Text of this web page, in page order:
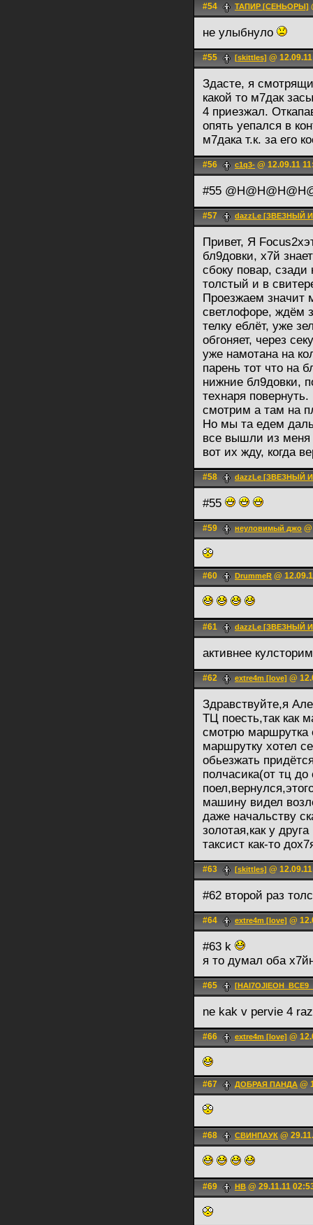
#54 ТАПИР [СЕНЬОРЫ]
не улыбнуло
#55 [skittles] @
Здасте, я
какой то м7дак
4 приезжал.
опять уепался в
м7дака т.к. за его
#56 c1q3- @ 12.09.11
#55
#57 dazzLe [ЗВЕЗНЫЙ
Привет, Я
бл9довки, х7й
сбоку повар,
толстый и в
Проезжаем значит
светлофоре, ждём
телку еблёт, уже
обгоняет, через
уже намотана на
парень тот что на
нижние бл9довки,
технаря
смотрим а там на
Но мы та едем
все вышли из меня
вот их жду, когда
#58 dazzLe [ЗВЕЗНЫЙ
#55
#59 неуловимый джо
#60 DrummeR @
#61 dazzLe [ЗВЕЗНЫЙ
активнее
#62 extre4m [love] @
Здравствуйте,я
ТЦ поесть,так как
смотрю маршрутка
маршрутку хотел
обьезжать
полчасика(от тц
машину видел
даже начальству
золотая,как у
таксист как-то
#63 [skittles] @
#62 второй раз
#64 extre4m [love] @
#63 k
я то думал оба
#65
ne kak v pervie 4
#66 extre4m [love] @
#67 ДОБРАЯ ПАНДА @
#68 СВИНПАУК @
#69 HB @ 29.11.11